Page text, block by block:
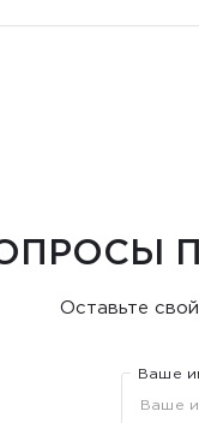
Оставьте
Ваше